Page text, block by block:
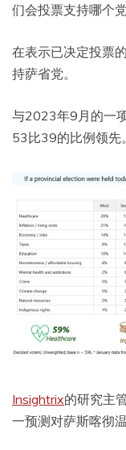
们会投票支持哪个党
在表示已决定投票
持萨省党。
与2023年9月的一
53比39的比例领先。
Insightrix的研究主
一预测对萨斯喀彻